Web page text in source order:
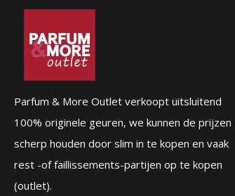
Parfum & More Outlet verkoopt uitsluitend
100% originele geuren, we kunnen de prijzen
scherp houden door slim in te kopen en vaak
rest -of faillissements-partijen op te kopen
(outlet).